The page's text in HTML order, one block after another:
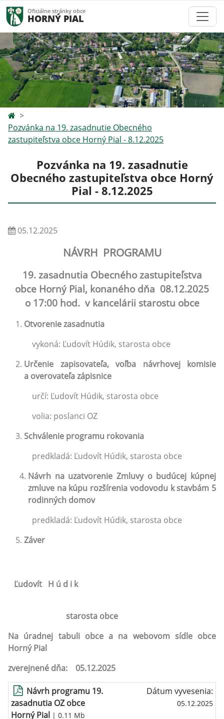
Oficiálne stránky obce
HORNÝ PIAL
Pozvánka na 19. zasadnutie Obecného
zastupiteľstva obce Horný Pial - 8.12.2025
Pozvánka na 19. zasadnutie
Obecného zastupiteľstva obce Horný
Pial - 8.12.2025
05.12.2025
NÁVRH PROGRAMU
19. zasadnutia Obecného zastupiteľstva
obce Horný Pial, konaného dňa 08.12.2025
o 17:00 hod. v kancelárii starostu obce
Otvorenie zasadnutia
vykoná: Ľudovít Húdik, starosta obce
Určenie zapisovateľa, voľba návrhovej komisie
a overovateľa zápisnice
určí: Ľudovít Húdik, starosta obce
volia: poslanci OZ
Schválenie programu rokovania
predkladá: Ľudovít Húdik, starosta obce
Návrh na uzatvorenie Zmluvy o budúcej kúpnej
zmluve na kúpu rozšírenia vodovodu k stavbám 5
rodinných domov
predkladá: Ľudovít Húdik, starosta obce
Záver
Ľudovít H ú d i k
starosta obce
Na úradnej tabuli obce a na webovom sídle obce
Horný Pial
zverejnené dňa: 05.12.2025
Návrh programu 19.
zasadnutia OZ obce
Horný Pial | 0.11 Mb
Dátum vyvesenia:
05.12.2025